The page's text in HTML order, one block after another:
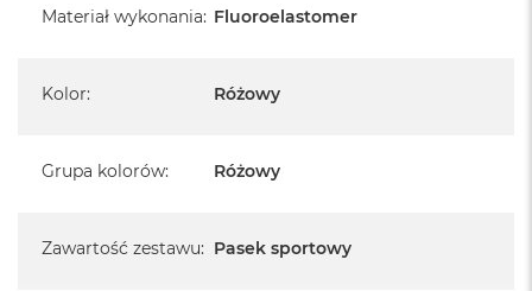
Materiał wykonania: Fluoroelastomer
Kolor: Różowy
Grupa kolorów: Różowy
Zawartość zestawu: Pasek sportowy